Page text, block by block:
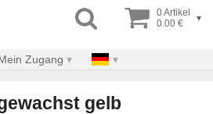
0 Artikel
0.00 €
▾
Zugang
gelb